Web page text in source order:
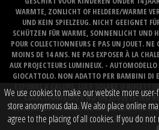
WARMTE, ZONLICHT OF HELDERE/WARME
UND KEIN SPIELZEUG. NICHT GEEIGNET
SCHÜTZEN FÜR WARME, SONNENLICHT UND
POUR COLLECTIONNEURS E PAS UN JOUET.
MOINS DE 14 ANS. NE PAS EXPOSER À LA
AUX PROJECTEURS LUMINEUX. -
GIOCATTOLO. NON ADATTO PER BAMBINI DI
ESPORRE A CALORE, LUCE SOLARE O
COLECCIONISTAS Y NO UN JUGUETE. NO
MENORES DE 14 ANOS. NO LO EXPONGA AL
BRILLANTES.
We use cookies to make our website more
store anonymous data. We also place online
agree to the placing of all cookies. If you do